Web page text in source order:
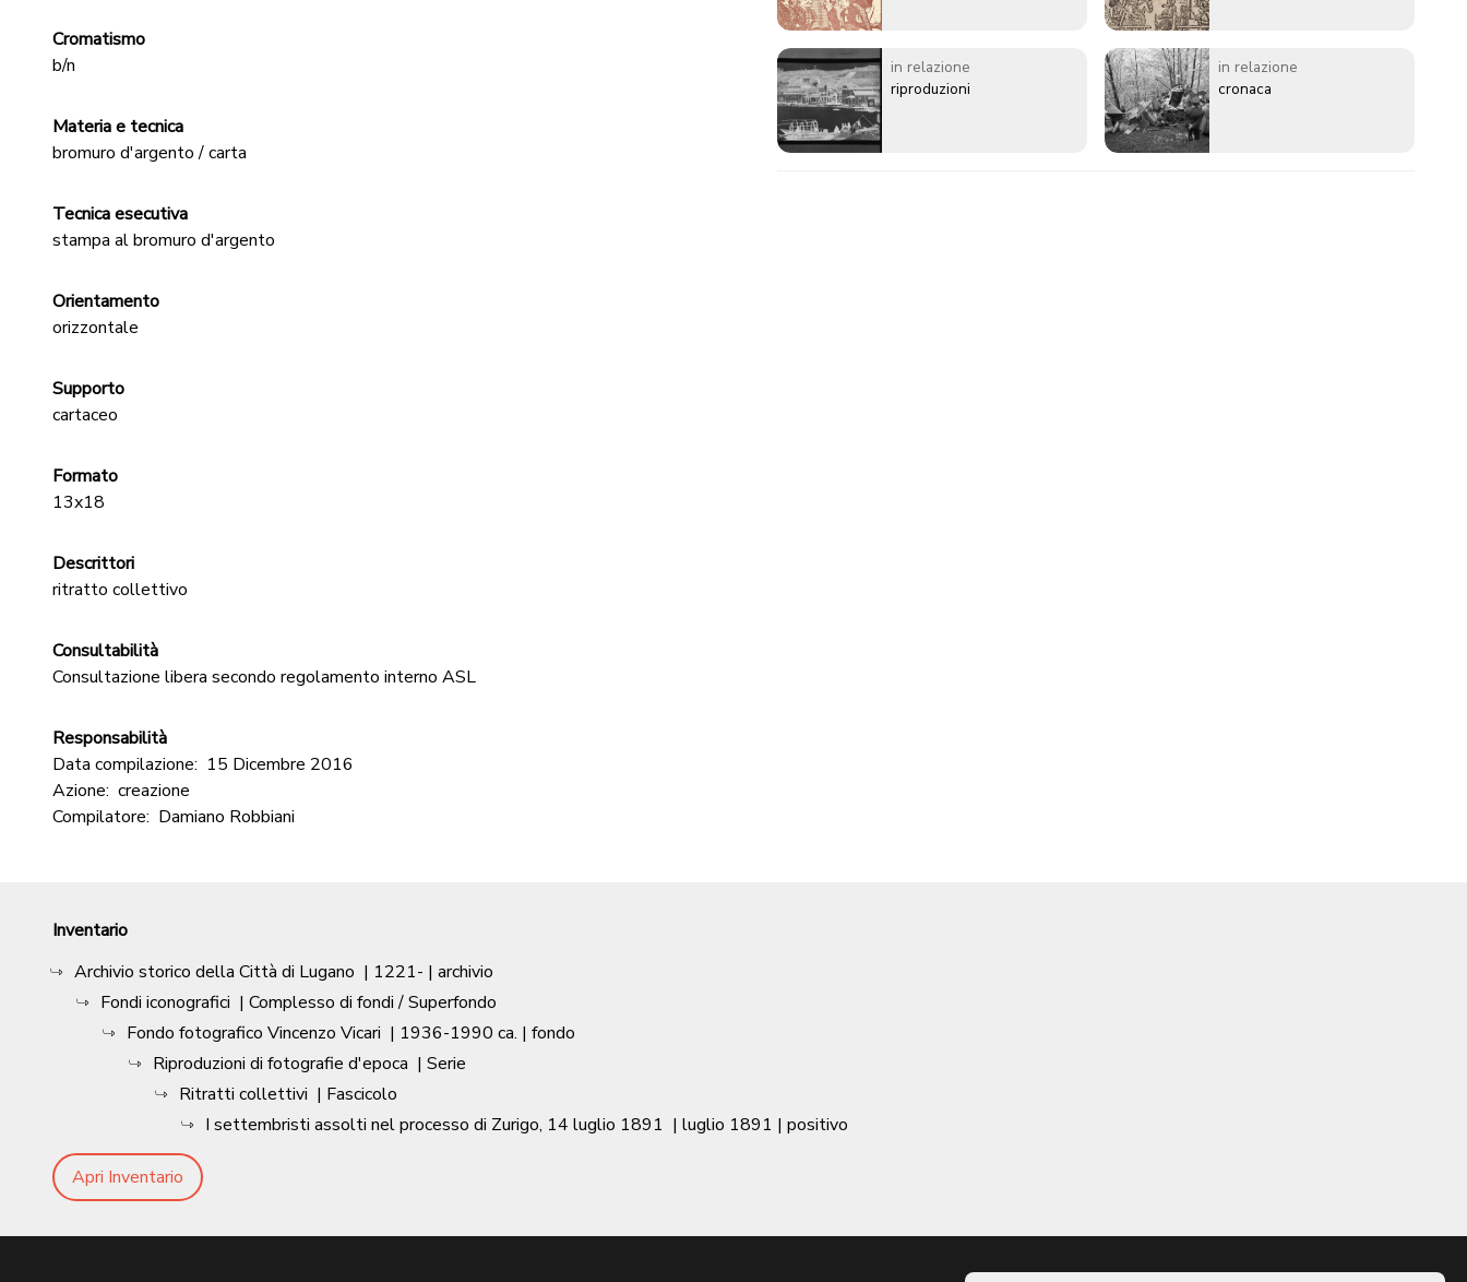
Cromatismo
b/n
Materia e tecnica
bromuro d'argento / carta
Tecnica esecutiva
stampa al bromuro d'argento
Orientamento
orizzontale
Supporto
cartaceo
Formato
13x18
Descrittori
ritratto collettivo
Consultabilità
Consultazione libera secondo regolamento interno ASL
Responsabilità
Data compilazione: 15 Dicembre 2016
Azione: creazione
Compilatore: Damiano Robbiani
in relazione
riproduzioni
in relazione
cronaca
Inventario
Archivio storico della Città di Lugano | 1221- | archivio
Fondi iconografici | Complesso di fondi / Superfondo
Fondo fotografico Vincenzo Vicari | 1936-1990 ca. | fondo
Riproduzioni di fotografie d'epoca | Serie
Ritratti collettivi | Fascicolo
I settembristi assolti nel processo di Zurigo, 14 luglio 1891 | luglio 1891 | positivo
Apri Inventario